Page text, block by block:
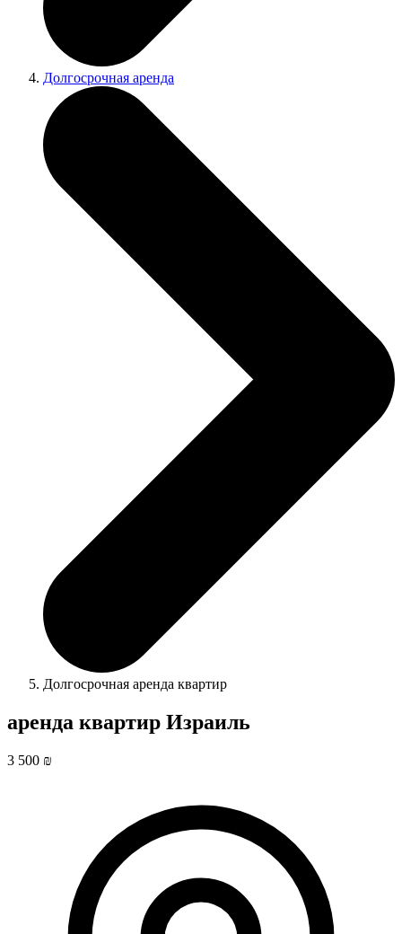
Долгосрочная аренда
Долгосрочная аренда квартир
аренда квартир Израиль
3 500 ₪